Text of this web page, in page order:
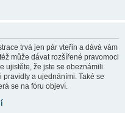
trvá jen pár vteřin a dává vám
může dávat rozšířené pravomoci
ujistěte, že jste se obeznámili
a ujednáními. Také se
se na fóru objeví.